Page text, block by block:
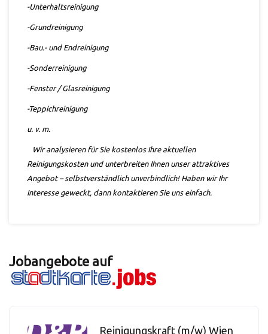
-Unterhaltsreinigung
-Grundreinigung
-Bau.- und Endreinigung
-Sonderreinigung
-Fenster / Glasreinigung
-Teppichreinigung
u. v. m.
Wir analysieren für Sie kostenlos Ihre aktuellen
Reinigungskosten und unterbreiten Ihnen unser attraktives
Angebot – selbstverständlich unverbindlich! Haben wir Ihr
Interesse geweckt, dann kontaktieren Sie uns einfach.
Jobangebote auf
Reinigungskraft (m/w) Wien